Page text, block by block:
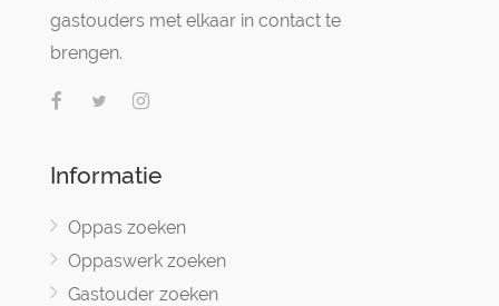
gastouders met elkaar in contact te
brengen.
Informatie
Oppas zoeken
Oppaswerk zoeken
Gastouder zoeken